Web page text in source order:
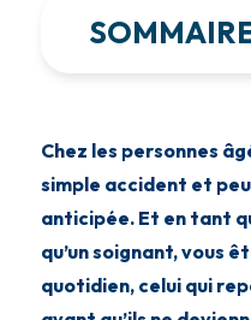
Chez les personnes
simple accident et
anticipée. Et en tant
qu’un soignant, vous
quotidien, celui qui